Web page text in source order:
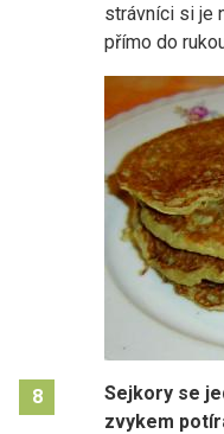
strávníci si je
přímo do
8
Sejkory se
zvykem